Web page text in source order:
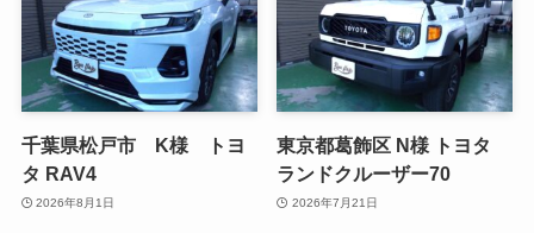
千葉県松戸市 K様 トヨ
タ RAV4
2026年8月1日
東京都葛飾区 N様 トヨタ
ランドクルーザー70
2026年7月21日